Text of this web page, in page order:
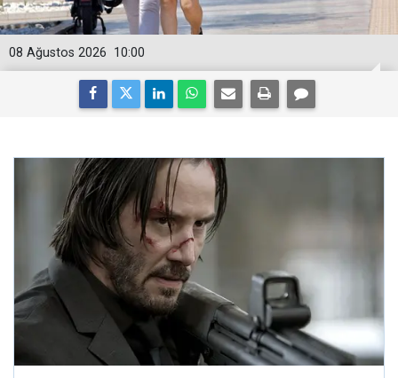
10:00
08 Ağustos 2026